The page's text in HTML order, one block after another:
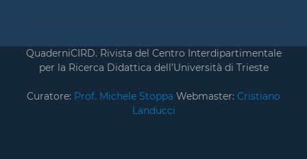
QuaderniCIRD. Rivista del Centro Interdipartimentale
per la Ricerca Didattica dell’Università di Trieste
Curatore: Prof. Michele Stoppa Webmaster: Cristiano
Landucci